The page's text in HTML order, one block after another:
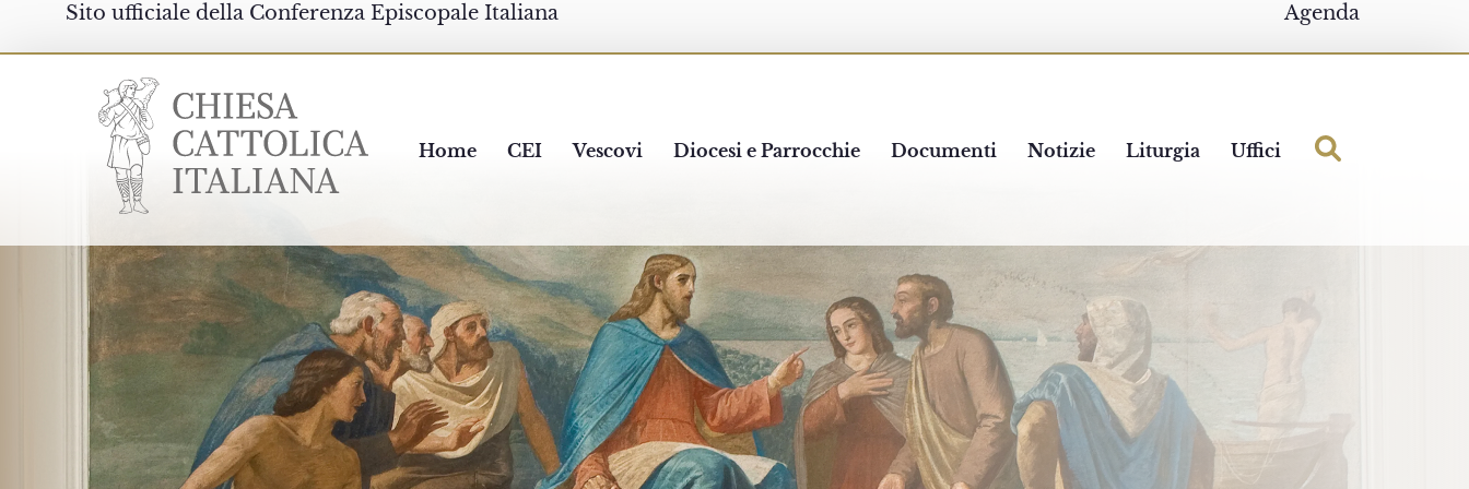
Sito ufficiale della Conferenza Episcopale Italiana Agenda
Chiesacattolica.it
Home CEI Vescovi Diocesi e Parrocchie Documenti Notizie Liturgia Uffici